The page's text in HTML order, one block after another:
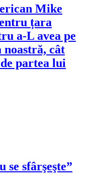
Mike
țara
a-L avea pe
noastră, cât
partea lui
se sfârşeşte”